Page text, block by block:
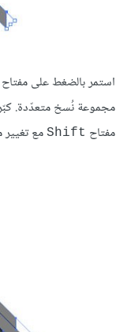
استمر بالضغط على مفتاح
مجموعة نُسخ متعدّدة.
مفتاح Shift مع